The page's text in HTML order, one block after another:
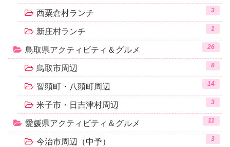
西粟倉村ランチ 3
新庄村ランチ 1
鳥取県アクティビティ＆グルメ 26
鳥取市周辺 8
智頭町・八頭町周辺 14
米子市・日吉津村周辺 3
愛媛県アクティビティ＆グルメ 11
今治市周辺（中予） 3